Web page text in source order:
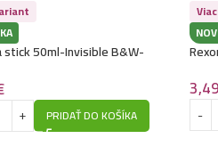
stick 50ml-Invisible B&W-
PRIDAŤ DO KOŠÍKA
3,49